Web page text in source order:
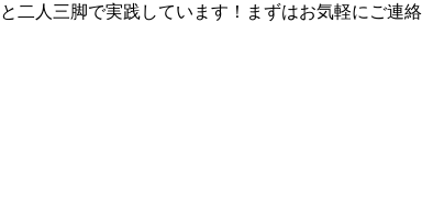
二人三脚で実践しています！まずはお気軽にご連絡